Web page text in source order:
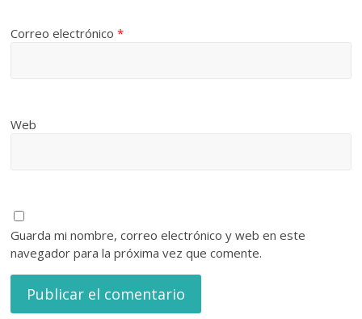
Correo electrónico*
Web
Guarda mi nombre, correo electrónico y web en este
navegador para la próxima vez que comente.